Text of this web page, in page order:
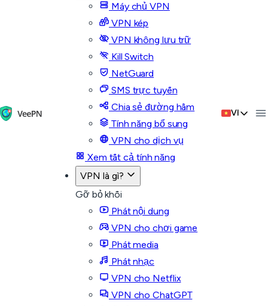
Máy chủ VPN
VPN kép
VPN không lưu trữ
Kill Switch
NetGuard
SMS trực tuyến
Chia sẻ đường hầm
Tính năng bổ sung
VPN cho dịch vụ
Xem tất cả tính năng
VPN là gì?
Gỡ bỏ khối
Phát nội dung
VPN cho chơi game
Phát media
Phát nhạc
VPN cho Netflix
VPN cho ChatGPT
VI